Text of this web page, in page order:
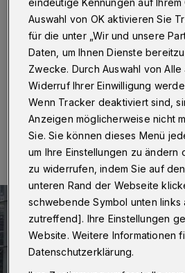
Wuppertal·Zwei Männer haben
Mai 2016) bei einem
Yale-Allee schwere
07.05.2016 , 14:23 Uhr Eine
Auswahl von OK aktivieren Sie
für die unter „Wir und unsere
Daten, um Ihnen Dienste
Zwecke. Durch Auswahl von
Widerruf Ihrer Einwilligung
Wenn Tracker deaktiviert sind,
Anzeigen möglicherweise nicht
Sie. Sie können dieses Menü
um Ihre Einstellungen zu ändern
zu widerrufen, indem Sie auf
unteren Rand der Webseite
schwebende Symbol unten
zutreffend]. Ihre Einstellungen
Website. Weitere Informationen
Datenschutzerklärung.